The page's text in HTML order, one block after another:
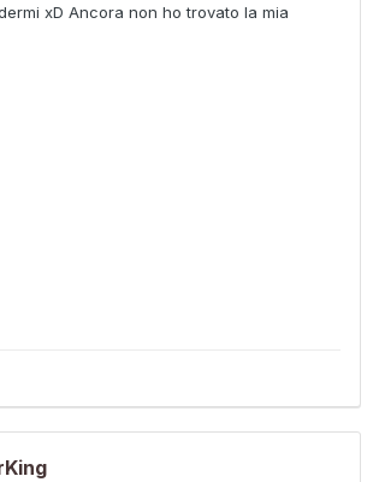
xD Ancora non ho trovato la mia